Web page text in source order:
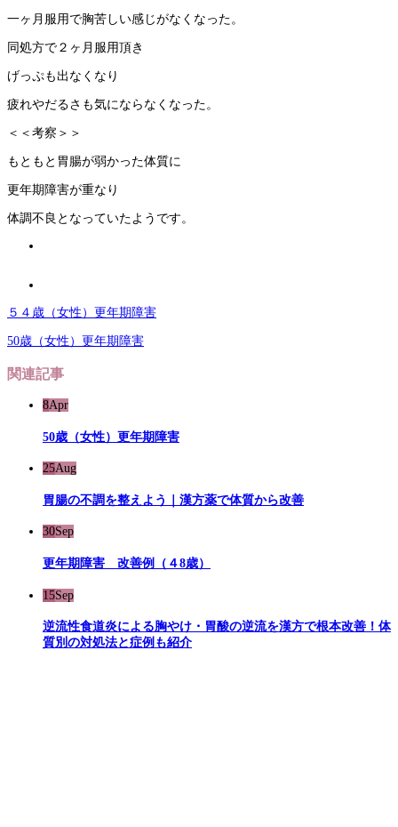
一ヶ月服用で胸苦しい感じがなくなった。
同処方で２ヶ月服用頂き
げっぷも出なくなり
疲れやだるさも気にならなくなった。
＜＜考察＞＞
もともと胃腸が弱かった体質に
更年期障害が重なり
体調不良となっていたようです。
５４歳（女性）更年期障害
50歳（女性）更年期障害
関連記事
8Apr
50歳（女性）更年期障害
25Aug
胃腸の不調を整えよう｜漢方薬で体質から改善
30Sep
更年期障害 改善例（４8歳）
15Sep
逆流性食道炎による胸やけ・胃酸の逆流を漢方で根本改善！体
質別の対処法と症例も紹介